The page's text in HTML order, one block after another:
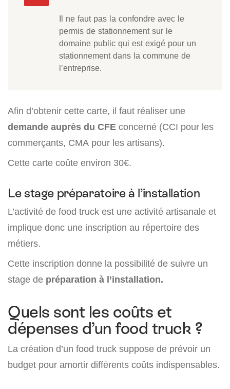
Il ne faut pas la confondre avec le
permis de stationnement sur le
domaine public qui est exigé pour un
stationnement dans la commune de
l’entreprise.
Afin d’obtenir cette carte, il faut réaliser une
demande auprès du CFE concerné (CCI pour les
commerçants, CMA pour les artisans).
Cette carte coûte environ 30€.
Le stage préparatoire à l’installation
L’activité de food truck est une activité artisanale et
implique donc une inscription au répertoire des
métiers.
Cette inscription donne la possibilité de suivre un
stage de préparation à l’installation.
Quels sont les coûts et
dépenses d’un food truck ?
La création d’un food truck suppose de prévoir un
budget pour amortir différents coûts indispensables.